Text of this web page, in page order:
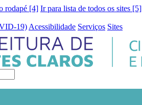
rodapé [4] Ir para lista de todos os sites [5]
19) Acessibilidade Serviços Sites